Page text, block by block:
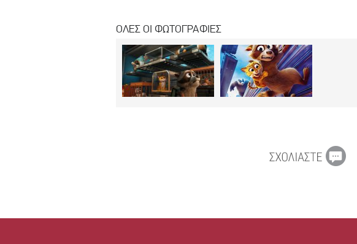
ΟΛΕΣ ΟΙ ΦΩΤΟΓΡΑΦΙΕΣ